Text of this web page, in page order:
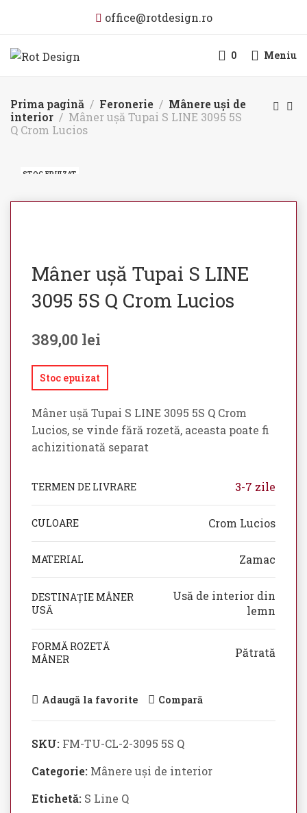
office@rotdesign.ro
0 Meniu
Prima pagină Feronerie
Mânere uși de
interior
Mâner ușă Tupai S LINE 3095 5S
Q Crom Lucios
STOC EPUIZAT
Mâner ușă Tupai S LINE
3095 5S Q Crom Lucios
389,00 lei
Stoc epuizat
Mâner ușă Tupai S LINE 3095 5S Q Crom
Lucios, se vinde fără rozetă, aceasta poate fi
achizitionată separat
TERMEN DE LIVRARE 3-7 zile
CULOARE Crom Lucios
MATERIAL Zamac
DESTINAȚIE MÂNER
USĂ
Usă de interior din
lemn
FORMĂ ROZETĂ
MÂNER
Pătrată
Adaugă la favorite Compară
SKU: FM-TU-CL-2-3095 5S Q
Categorie: Mânere uși de interior
Etichetă: S Line Q